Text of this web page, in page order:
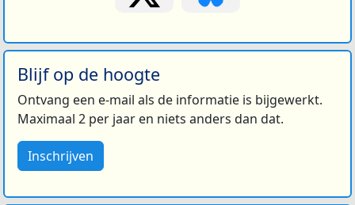
Blijf op de hoogte
Ontvang een e-mail als de informatie is bijgewerkt.
Maximaal 2 per jaar en niets anders dan dat.
Inschrijven